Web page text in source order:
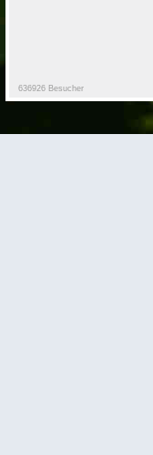
636926 Besucher